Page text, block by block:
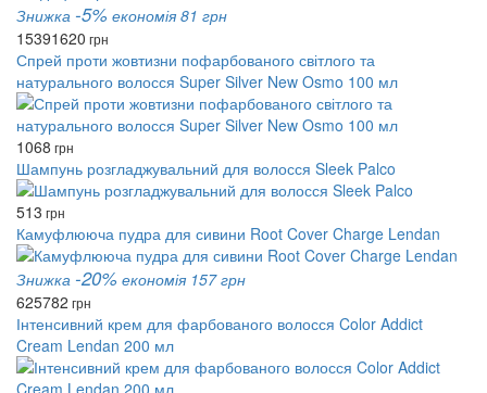
Знижка -5% економія 81 грн
15391620 грн
Спрей проти жовтизни пофарбованого світлого та
натурального волосся Super Silver New Osmo 100 мл
1068 грн
Шампунь розгладжувальний для волосся Sleek Palco
513 грн
Камуфлююча пудра для сивини Root Cover Charge Lendan
Знижка -20% економія 157 грн
625782 грн
Інтенсивний крем для фарбованого волосся Color Addict
Cream Lendan 200 мл